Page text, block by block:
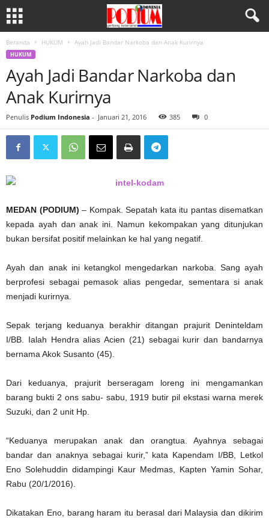
Beranda HUKUM Ayah Jadi Bandar Narkoba dan Anak Kurirnya
HUKUM
Ayah Jadi Bandar Narkoba dan
Anak Kurirnya
Penulis Podium Indonesia - Januari 21, 2016 385 0
MEDAN (PODIUM) – Kompak. Sepatah kata itu pantas disematkan
kepada ayah dan anak ini. Namun kekompakan yang ditunjukan
bukan bersifat positif melainkan ke hal yang negatif.
Ayah dan anak ini ketangkol mengedarkan narkoba. Sang ayah
berprofesi sebagai pemasok alias pengedar, sementara si anak
menjadi kurirnya.
Sepak terjang keduanya berakhir ditangan prajurit Deninteldam
I/BB. Ialah Hendra alias Acien (21) sebagai kurir dan bandarnya
bernama Akok Susanto (45).
Dari keduanya, prajurit berseragam loreng ini mengamankan
barang bukti 2 ons sabu- sabu, 1919 butir pil ekstasi warna merek
Suzuki, dan 2 unit Hp.
“Keduanya merupakan anak dan orangtua. Ayahnya sebagai
bandar dan anaknya sebagai kurir,” kata Kapendam I/BB, Letkol
Eno Solehuddin didampingi Kaur Medmas, Kapten Yamin Sohar,
Rabu (20/1/2016).
Dikatakan Eno, barang haram itu berasal dari Malaysia dan dikirim